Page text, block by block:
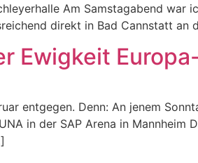
Am Samstagabend war
direkt in Bad Cannstatt an
Ewigkeit
entgegen. Denn: An jenem
in der SAP Arena in